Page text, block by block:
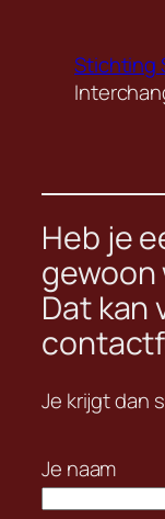
Stichting
Heb je
gewoon
Dat kan
Je krijgt dan
Je naam